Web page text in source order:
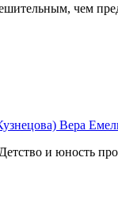
чем
Вера
и юность